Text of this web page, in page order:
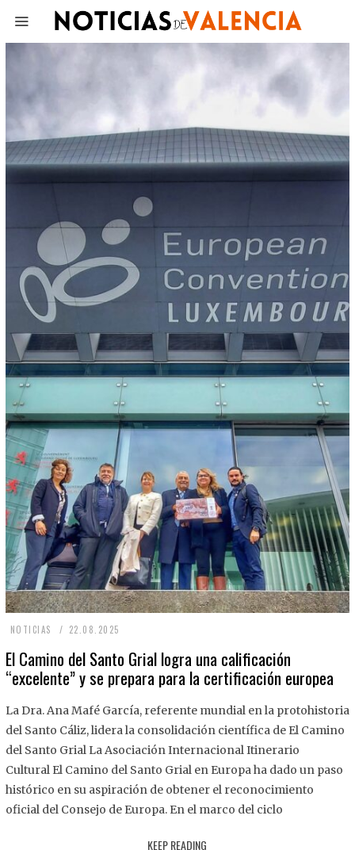
NOTICIAS 22.08.2025
.
8
2
2
El Camino del Santo Grial logra una calificación
“excelente” y se prepara para la certificación europea
La Dra. Ana Mafé García, referente mundial en la protohistoria
del Santo Cáliz, lidera la consolidación científica de El Camino
del Santo Grial La Asociación Internacional Itinerario
Cultural El Camino del Santo Grial en Europa ha dado un paso
histórico en su aspiración de obtener el reconocimiento
oficial del Consejo de Europa. En el marco del ciclo
KEEP READING